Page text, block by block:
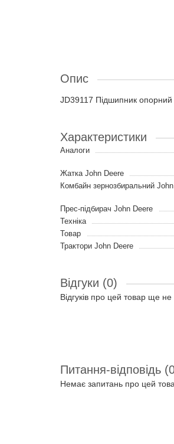
Опис
JD39117 Підшипник
Характеристики
Аналоги
Жатка John Deere
Комбайн зернозбиральний
Прес-підбирач John Deere
Техніка
Товар
Трактори John Deere
Відгуки (0)
Відгуків про цей товар ще не
Питання-відповідь
Немає запитань про цей